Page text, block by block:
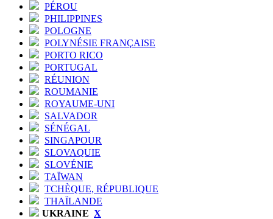
PÉROU
PHILIPPINES
POLOGNE
POLYNÉSIE FRANÇAISE
PORTO RICO
PORTUGAL
RÉUNION
ROUMANIE
ROYAUME-UNI
SALVADOR
SÉNÉGAL
SINGAPOUR
SLOVAQUIE
SLOVÉNIE
TAÏWAN
TCHÈQUE, RÉPUBLIQUE
THAÏLANDE
UKRAINE X